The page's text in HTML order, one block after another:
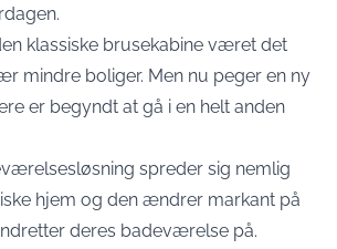
klassiske brusekabine været det
mindre boliger. Men nu peger en ny
er begyndt at gå i en helt anden
spreder sig nemlig
hjem og den ændrer markant på
deres badeværelse på.